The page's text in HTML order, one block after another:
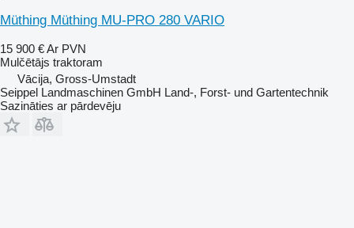
Müthing Müthing MU-PRO 280 VARIO
15 900 €Ar PVN
Mulčētājs traktoram
Vācija, Gross-Umstadt
Seippel Landmaschinen GmbH Land-, Forst- und Gartentechnik
Sazināties ar pārdevēju